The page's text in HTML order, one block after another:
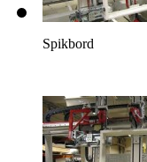
Spikbord